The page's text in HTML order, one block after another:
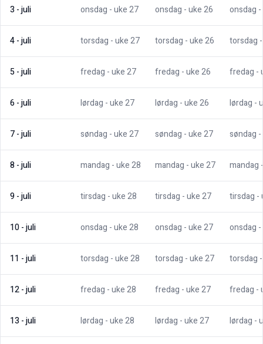
3 -juli onsdag - uke27 onsdag - uke26 onsdag
4-juli torsdag - uke27 torsdag - uke26 torsdag
5-juli fredag - uke27 fredag - uke26 fredag -
6-juli lørdag - uke27 lørdag - uke26 lørdag -
7-juli søndag - uke27 søndag - uke27 søndag
8-juli mandag - uke28 mandag - uke27 mandag
9-juli tirsdag - uke28 tirsdag - uke27 tirsdag -
10-juli onsdag - uke28 onsdag - uke27 onsdag
11 -juli torsdag - uke28 torsdag - uke27 torsdag
12-juli fredag - uke28 fredag - uke27 fredag -
13 -juli lørdag - uke28 lørdag - uke27 lørdag -